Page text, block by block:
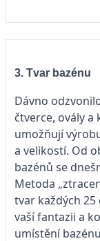
3. Tvar bazénu
Dávno
čtverce, ovály
umožňují
a velikostí. Od
bazénů se
Metoda
tvar každých
vaší fantazii a
umístění